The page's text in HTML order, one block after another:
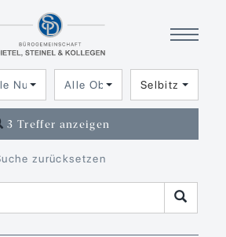
NutzungsartenAlle ObjektartenSelbitz
3 Treffer anzeigen
zurücksetzen